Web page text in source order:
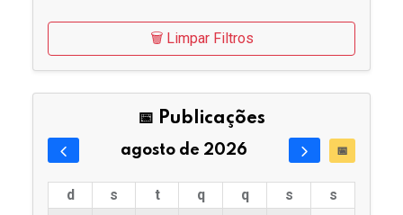
🗑️ Limpar Filtros
📅 Publicações
agosto de 2026 📅
d s t q q s s